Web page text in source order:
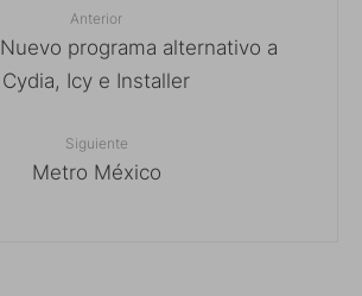
Anterior
programa alternativo a
Cydia, Icy e Installer
Siguiente
Metro México